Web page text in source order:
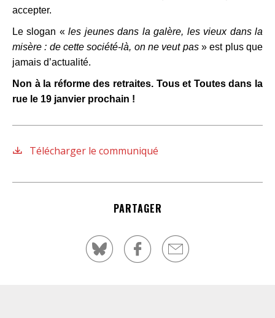
accepter.
Le slogan «les jeunes dans la galère, les vieux dans la
misère : de cette société-là, on ne veut pas» est plus que
jamais d’actualité.
Non à la réforme des retraites. Tous et Toutes dans la
rue le 19 janvier prochain !
Télécharger le communiqué
PARTAGER